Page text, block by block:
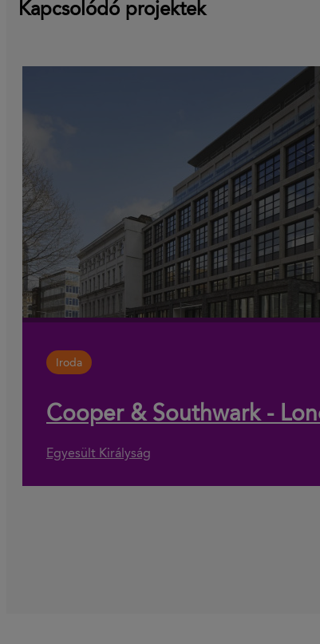
Kapcsolódó projektek
Iroda
Cooper & Southwark -
Egyesült Királyság